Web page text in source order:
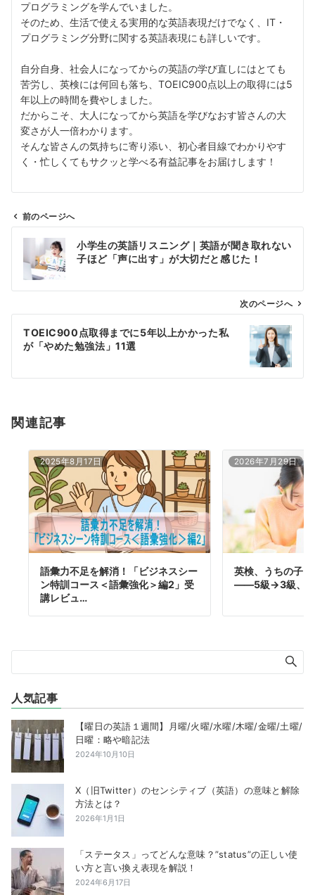
プログラミングを学んでいました。
そのため、生活で使える実用的な英語表現だけでなく、IT・
プログラミング分野に関する英語表現にも詳しいです。
自分自身、社会人になってからの英語の学び直しにはとても
苦労し、英検には何回も落ち、TOEIC900点以上の取得には5
年以上の時間を費やしました。
だからこそ、大人になってから英語を学びなおす皆さんの大
変さが人一倍わかります。
そんな皆さんの気持ちに寄り添い、初心者目線でわかりやす
く・忙しくてもサクッと学べる有益記事をお届けします！
ビ
ン
前のページへ
小学生の英語リスニング｜英語が聞き取れない
子ほど「声に出す」が大切だと感じた！
次のページへ
TOEIC900点取得までに5年以上かかった私
が「やめた勉強法」11選
関連記事
2025年8月17日
語彙力不足を解消！「ビジネスシー
ン特訓コース＜語彙強化＞編2」受
講レビュ…
2026年7月29日
英検、うちの子
——5級→3級、2
人気記事
【曜日の英語１週間】月曜/火曜/水曜/木曜/金曜/土曜/
日曜：略や暗記法
2024年10月10日
X（旧Twitter）のセンシティブ（英語）の意味と解除
方法とは？
2026年1月1日
「ステータス」ってどんな意味？”status”の正しい使
い方と言い換え表現を解説！
2024年6月17日